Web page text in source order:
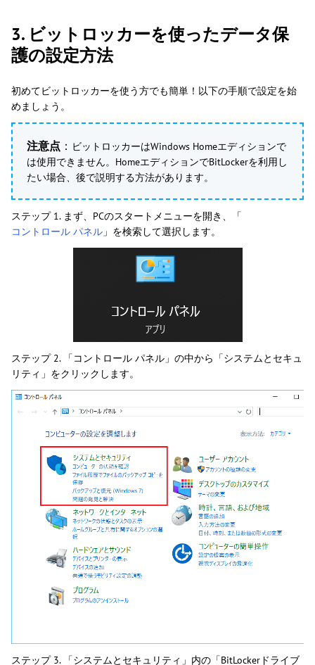
3. ビットロッカーを使ったデータ保
護の設定方法
初めてビットロッカーを使う方でも簡単！以下の手順で設定を始
めましょう。
注意点 ： ビットロッカーはWindows Homeエディションで
は使用できません。HomeエディションでBitLockerを利用し
たい場合、後で説明する方法があります。
ステップ 1. まず、PCのスタートメニューを開き、「
コントロール パネル 」を検索して選択します。
ステップ 2. 「コントロール パネル」の中から「システムとセキュ
リティ」をクリックします。
ステップ 3. 「システムとセキュリティ」内の「BitLockerドライブ